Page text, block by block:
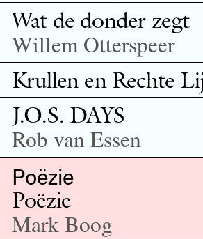
Wat de donder zegt
Willem Otterspeer
Krullen en Rechte
J.O.S. DAYS
Rob van Essen
Poëzie
Poëzie
Mark Boog